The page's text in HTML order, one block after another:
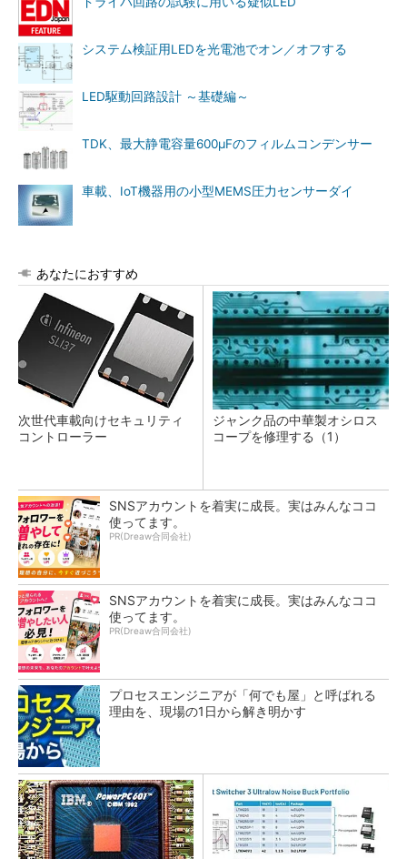
システム検証用LEDを光電池でオン／オフする
LED駆動回路設計 ～基礎編～
TDK、最大静電容量600μFのフィルムコンデンサー
車載、IoT機器用の小型MEMS圧力センサーダイ
あなたにおすすめ
次世代車載向けセキュリティ
コントローラー
ジャンク品の中華製オシロス
コープを修理する（1）
SNSアカウントを着実に成長。実はみんなココ
使ってます。
PR(Dreaw合同会社)
SNSアカウントを着実に成長。実はみんなココ
使ってます。
PR(Dreaw合同会社)
プロセスエンジニアが「何でも屋」と呼ばれる
理由を、現場の1日から解き明かす